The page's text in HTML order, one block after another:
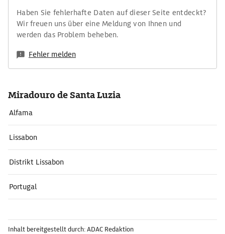
Haben Sie fehlerhafte Daten auf dieser Seite entdeckt?
Wir freuen uns über eine Meldung von Ihnen und
werden das Problem beheben.
Fehler melden
Miradouro de Santa Luzia
Alfama
Lissabon
Distrikt Lissabon
Portugal
Inhalt bereitgestellt durch: ADAC Redaktion